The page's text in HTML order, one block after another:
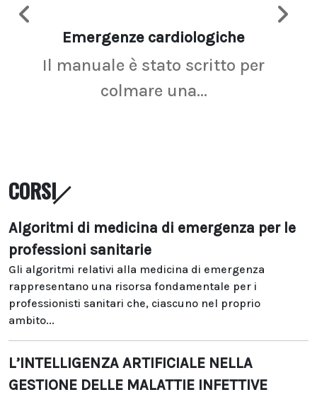
Emergenze cardiologiche
Il manuale è stato scritto per
colmare una...
CORSI
Algoritmi di medicina di emergenza per le
professioni sanitarie
Gli algoritmi relativi alla medicina di emergenza
rappresentano una risorsa fondamentale per i
professionisti sanitari che, ciascuno nel proprio
ambito...
L’INTELLIGENZA ARTIFICIALE NELLA
GESTIONE DELLE MALATTIE INFETTIVE